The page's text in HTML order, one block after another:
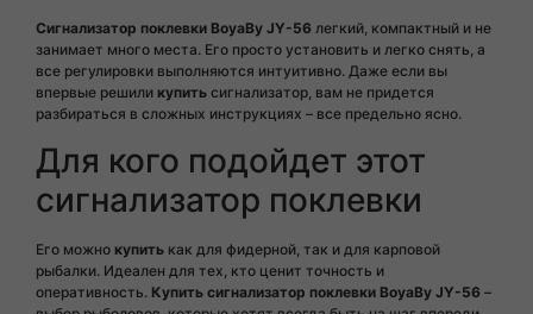
Сигнализатор поклевки BoyaBy JY-56 легкий, компактный и не
занимает много места. Его просто установить и легко снять, а
все регулировки выполняются интуитивно. Даже если вы
впервые решили купить сигнализатор, вам не придется
разбираться в сложных инструкциях – все предельно ясно.
Для кого подойдет этот
сигнализатор поклевки
Его можно купить как для фидерной, так и для карповой
рыбалки. Идеален для тех, кто ценит точность и
оперативность. Купить сигнализатор поклевки BoyaBy JY-56 –